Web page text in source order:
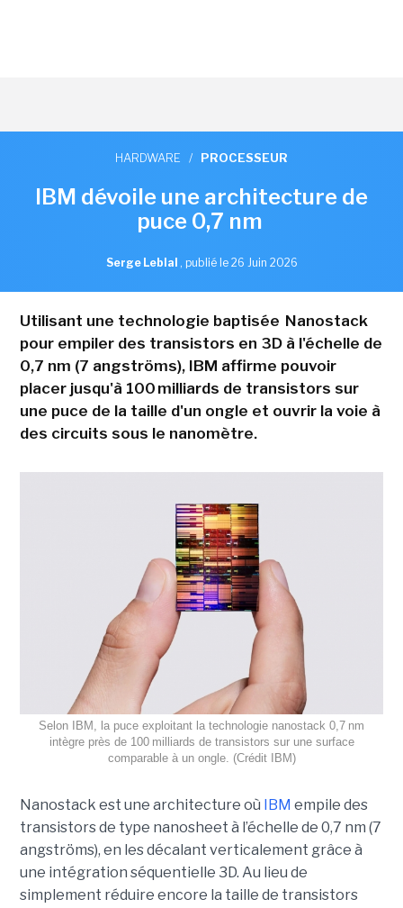
HARDWARE / PROCESSEUR
IBM dévoile une architecture de
puce 0,7 nm
Serge Leblal , publié le 26 Juin 2026
Utilisant une technologie baptisée Nanostack
pour empiler des transistors en 3D à l'échelle de
0,7 nm (7 angströms), IBM affirme pouvoir
placer jusqu'à 100 milliards de transistors sur
une puce de la taille d'un ongle et ouvrir la voie à
des circuits sous le nanomètre.
Selon IBM, la puce exploitant la technologie nanostack 0,7 nm
intègre près de 100 milliards de transistors sur une surface
comparable à un ongle. (Crédit IBM)
Nanostack est une architecture où IBM empile des
transistors de type nanosheet à l’échelle de 0,7 nm (7
angströms), en les décalant verticalement grâce à
une intégration séquentielle 3D. Au lieu de
simplement réduire encore la taille de transistors